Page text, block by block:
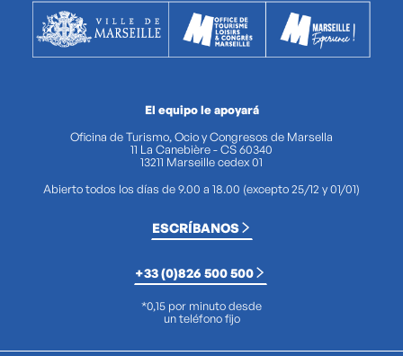
El equipo le apoyará
Oficina de Turismo, Ocio y Congresos de Marsella
11 La Canebière - CS 60340
13211 Marseille cedex 01
Abierto todos los días de 9.00 a 18.00 (excepto 25/12 y 01/01)
ESCRÍBANOS
+33 (0)826 500 500
*0,15 por minuto desde
un teléfono fijo